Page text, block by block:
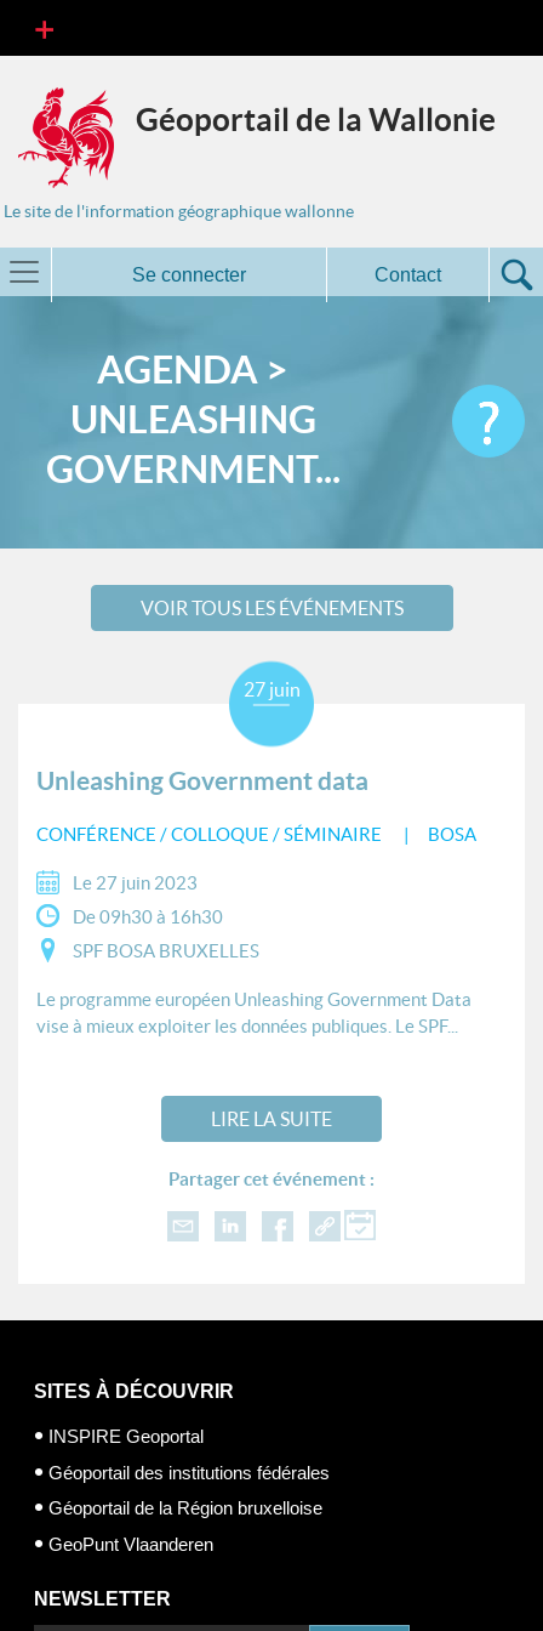
Géoportail de la Wallonie
Le site de l'information géographique wallonne
Se connecter Contact
AGENDA >
UNLEASHING
GOVERNMENT...
VOIR TOUS LES ÉVÉNEMENTS
Unleashing Government data
CONFÉRENCE / COLLOQUE / SÉMINAIRE BOSA
27 juin
Le 27 juin 2023
De 09h30 à 16h30
SPF BOSA BRUXELLES
Le programme européen Unleashing Government Data
vise à mieux exploiter les données publiques. Le SPF...
LIRE LA SUITE
Partager cet événement :
SITES À DÉCOUVRIR
INSPIRE Geoportal
Géoportail des institutions fédérales
Géoportail de la Région bruxelloise
GeoPunt Vlaanderen
NEWSLETTER